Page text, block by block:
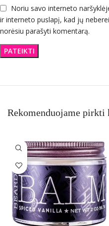
Noriu savo interneto
ir interneto puslapį, kad jų
norėsiu parašyti komentarą.
Rekomenduojame pirkti